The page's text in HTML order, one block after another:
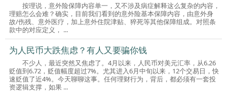
按理说，意外险保障内容单一，又不涉及病症解释这么复杂的内容，
理赔怎么会难？确实，目前我们看到的意外险基本保障内容，由意外身
故/伤残、意外医疗，加上意外住院津贴、猝死等其他保障组成。对照条
款中的对应定义， ...
为人民币大跌焦虑？有人又要骗你钱
不少人，最近突然又焦虑了。4月以来，人民币对美元汇率，从6.26
贬值到6.72，贬值幅度超过7%。尤其进入6月中旬以来，12个交易日，快
速贬值了近4%。今天聊聊这事。任何理财行为，背后，都必须有一套投
资逻辑支撑，如果 ...